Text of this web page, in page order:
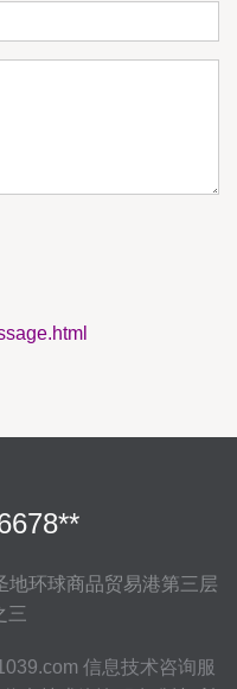
地环球商品贸易港第三层
三
信息技术咨询服